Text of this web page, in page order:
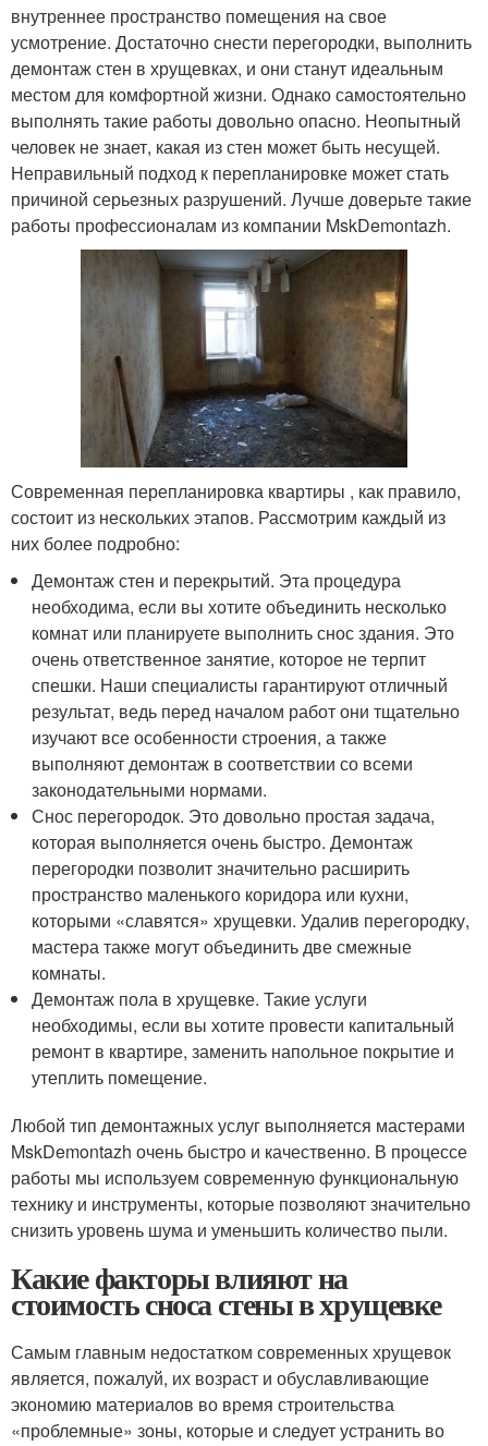
внутреннее пространство помещения на свое
усмотрение. Достаточно снести перегородки, выполнить
демонтаж стен в хрущевках, и они станут идеальным
местом для комфортной жизни. Однако самостоятельно
выполнять такие работы довольно опасно. Неопытный
человек не знает, какая из стен может быть несущей.
Неправильный подход к перепланировке может стать
причиной серьезных разрушений. Лучше доверьте такие
работы профессионалам из компании MskDemontazh.
Современная перепланировка квартиры , как правило,
состоит из нескольких этапов. Рассмотрим каждый из
них более подробно:
Демонтаж стен и перекрытий. Эта процедура
необходима, если вы хотите объединить несколько
комнат или планируете выполнить снос здания. Это
очень ответственное занятие, которое не терпит
спешки. Наши специалисты гарантируют отличный
результат, ведь перед началом работ они тщательно
изучают все особенности строения, а также
выполняют демонтаж в соответствии со всеми
законодательными нормами.
Снос перегородок. Это довольно простая задача,
которая выполняется очень быстро. Демонтаж
перегородки позволит значительно расширить
пространство маленького коридора или кухни,
которыми «славятся» хрущевки. Удалив перегородку,
мастера также могут объединить две смежные
комнаты.
Демонтаж пола в хрущевке. Такие услуги
необходимы, если вы хотите провести капитальный
ремонт в квартире, заменить напольное покрытие и
утеплить помещение.
Любой тип демонтажных услуг выполняется мастерами
MskDemontazh очень быстро и качественно. В процессе
работы мы используем современную функциональную
технику и инструменты, которые позволяют значительно
снизить уровень шума и уменьшить количество пыли.
Какие факторы влияют на
стоимость сноса стены в хрущевке
Самым главным недостатком современных хрущевок
является, пожалуй, их возраст и обуславливающие
экономию материалов во время строительства
«проблемные» зоны, которые и следует устранить во